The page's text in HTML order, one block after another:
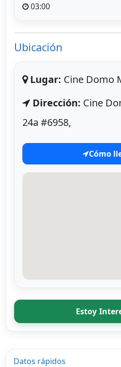
03:00
Ubicación
Lugar: Cine Domo
Dirección: Cine
24a #6958,
Cómo
Estoy
Datos rápidos